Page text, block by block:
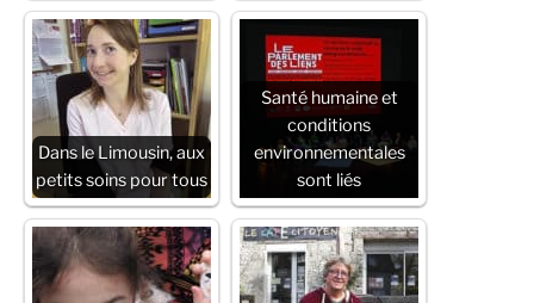
Dans le Limousin, aux
petits soins pour tous
Santé humaine et
conditions
environnementales
sont liés